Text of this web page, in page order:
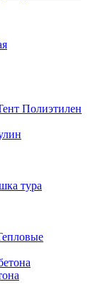
Полиэтилен
тура